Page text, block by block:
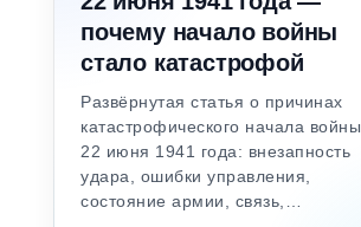
почему начало войны
стало катастрофой
Развёрнутая статья о причинах
катастрофического начала войны
22 июня 1941 года: внезапность
удара, ошибки управления,
состояние армии, связь,…